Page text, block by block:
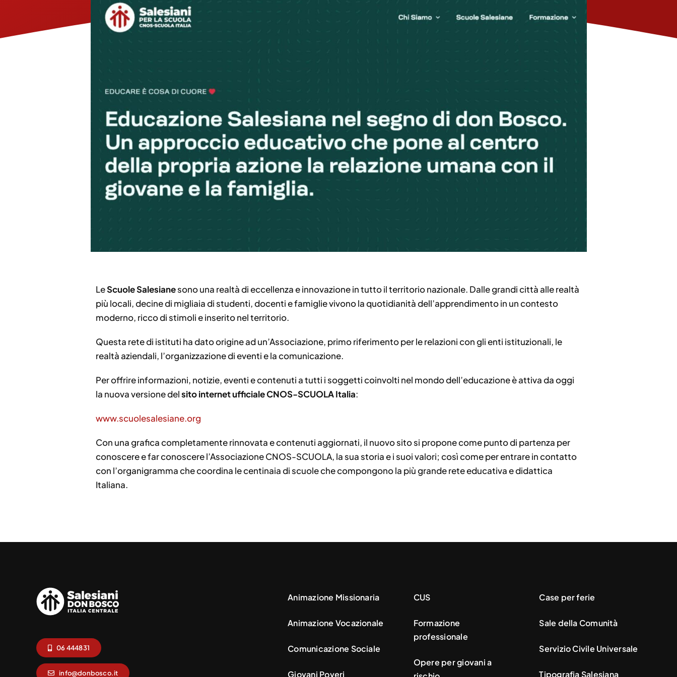
LeScuoleSalesianesono una realtà di eccellenza e innovazione in tutto il territorio nazionale. Dalle grandi città alle realtà
più locali, decine di migliaia di studenti, docenti e famiglie vivono la quotidianità dell’apprendimento in un contesto
moderno, ricco di stimoli e inserito nel territorio.
Questa rete di istituti ha dato origine ad un’Associazione, primo riferimento per le relazioni con gli enti istituzionali, le
realtà aziendali, l’organizzazione di eventi e la comunicazione.
Per offrire informazioni, notizie, eventi e contenuti a tutti i soggetti coinvolti nel mondo dell’educazione è attiva da oggi
la nuova versione delsito internet ufficiale CNOS-SCUOLA Italia:
www.scuolesalesiane.org
Con una grafica completamente rinnovata e contenuti aggiornati, il nuovo sito si propone come punto di partenza per
conoscere e far conoscere l’Associazione CNOS-SCUOLA, la sua storia e i suoi valori; così come per entrare in contatto
con l’organigramma che coordina le centinaia di scuole che compongono la più grande rete educativa e didattica
Italiana.
06 444831
info@donbosco.it
Animazione Missionaria
Animazione Vocazionale
Comunicazione Sociale
Giovani Poveri
CUS
Formazione
professionale
Opere per giovani a
Case per ferie
Sale della Comunità
Servizio Civile Universale
Tipografia Salesiana